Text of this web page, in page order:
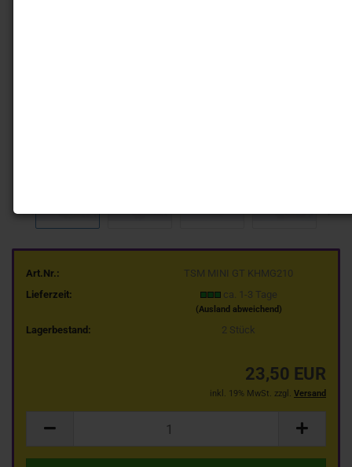
Art.Nr.:
TSM MINI GT KHMG210
Lieferzeit:
ca. 1-3 Tage
(Ausland abweichend)
Lagerbestand: 2 Stück
23,50 EUR
inkl. 19% MwSt. zzgl. Versand